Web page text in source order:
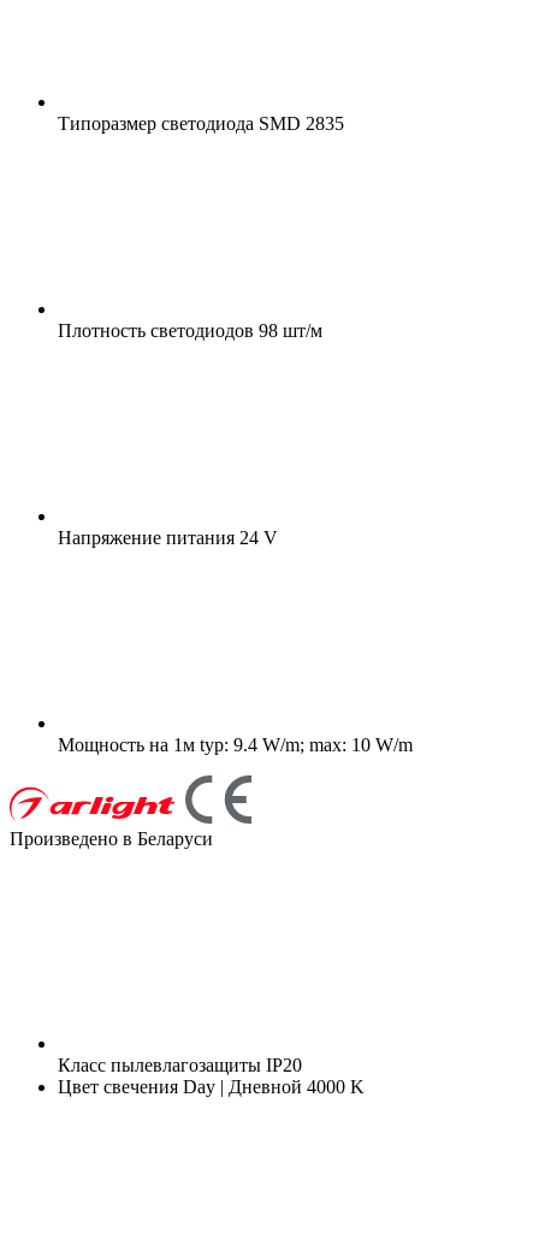
Типоразмер светодиода SMD 2835
Плотность светодиодов 98 шт/м
Напряжение питания 24 V
Мощность на 1м typ: 9.4 W/m; max: 10 W/m
Произведено в Беларуси
Класс пылевлагозащиты IP20
Цвет свечения Day | Дневной 4000 K